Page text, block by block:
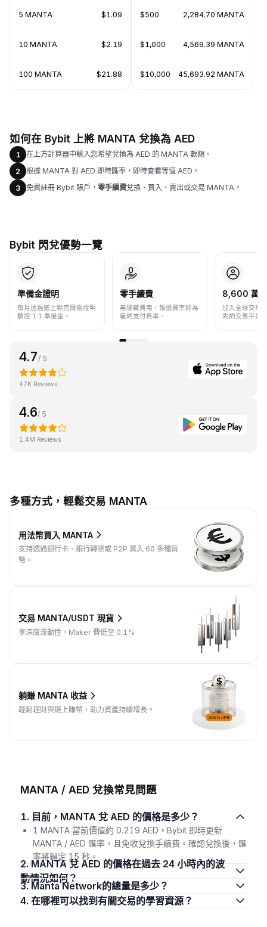
5 MANTA $1.09
10 MANTA $2.19
100 MANTA $21.88
$500 2,284.70 MANTA
$1,000 4,569.39 MANTA
$10,000 45,693.92 MANTA
如何在 Bybit 上將 MANTA 兌換為 AED
1
在上方計算器中輸入您希望兌換為 AED 的 MANTA 數額。
2
根據 MANTA 對 AED 即時匯率，即時查看等值 AED。
3
免費註冊 Bybit 賬戶， 零手續費兌換、買入、賣出或交易 MANTA。
Bybit 閃兌優勢一覽
準備金證明
每月透過鏈上默克爾樹證明
驗證 1:1 準備金。
零手續費
無隱藏費用，報價費率即為
最終支付費率。
8,600 萬+
加入全球交易
先的交易平臺
4.7/ 5
47K Reviews
4.6/ 5
1.4M Reviews
多種方式，輕鬆交易 MANTA
用法幣買入 MANTA
支持透過銀行卡、銀行轉賬或 P2P 買入 60 多種貨
幣。
交易 MANTA/USDT 現貨
享深度流動性，Maker 費低至 0.1%
躺賺 MANTA 收益
輕鬆理財與鏈上賺幣，助力資產持續增長。
MANTA / AED 兌換常見問題
1. 目前，MANTA 兌 AED 的價格是多少？
1 MANTA 當前價值約 0.219 AED。Bybit 即時更新
MANTA / AED 匯率，且免收兌換手續費。確認兌換後，匯
率將鎖定 15 秒。
2. MANTA 兌 AED 的價格在過去 24 小時內的波
動情況如何？
3. Manta Network的總量是多少？
4. 在哪裡可以找到有關交易的學習資源？